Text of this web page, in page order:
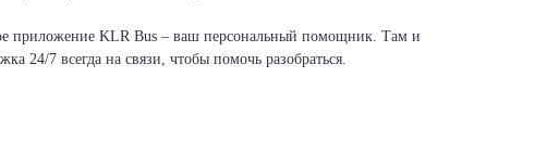
приложение KLR Bus – ваш персональный помощник. Там и
24/7 всегда на связи, чтобы помочь разобраться.